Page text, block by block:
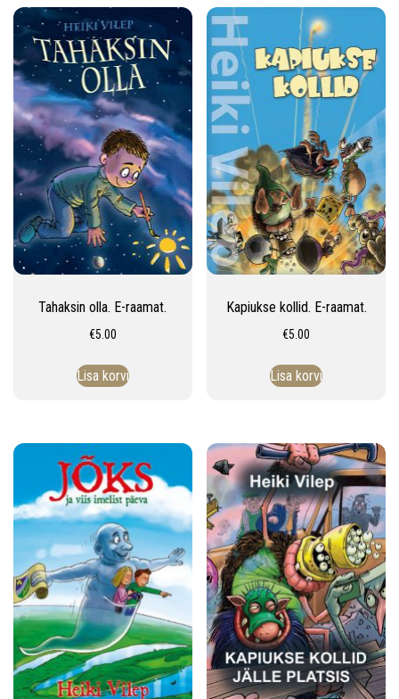
Tahaksin olla. E-raamat.
€5.00
Lisa korvi
Kapiukse kollid. E-raamat.
€5.00
Lisa korvi